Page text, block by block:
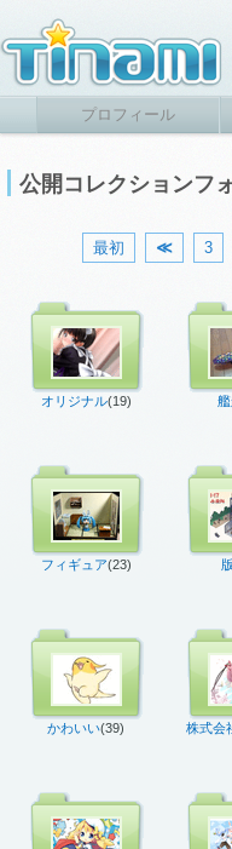
プロフィール
公開コレクションフ
最初 ≪ 3
オリジナル(19)
フィギュア(23)
かわいい(39) 株式会